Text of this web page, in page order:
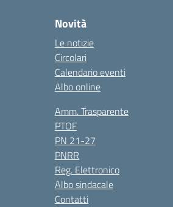
Novità
Le notizie
Circolari
Calendario eventi
Albo online
Amm. Trasparente
PTOF
PN 21-27
PNRR
Reg. Elettronico
Albo sindacale
Contatti